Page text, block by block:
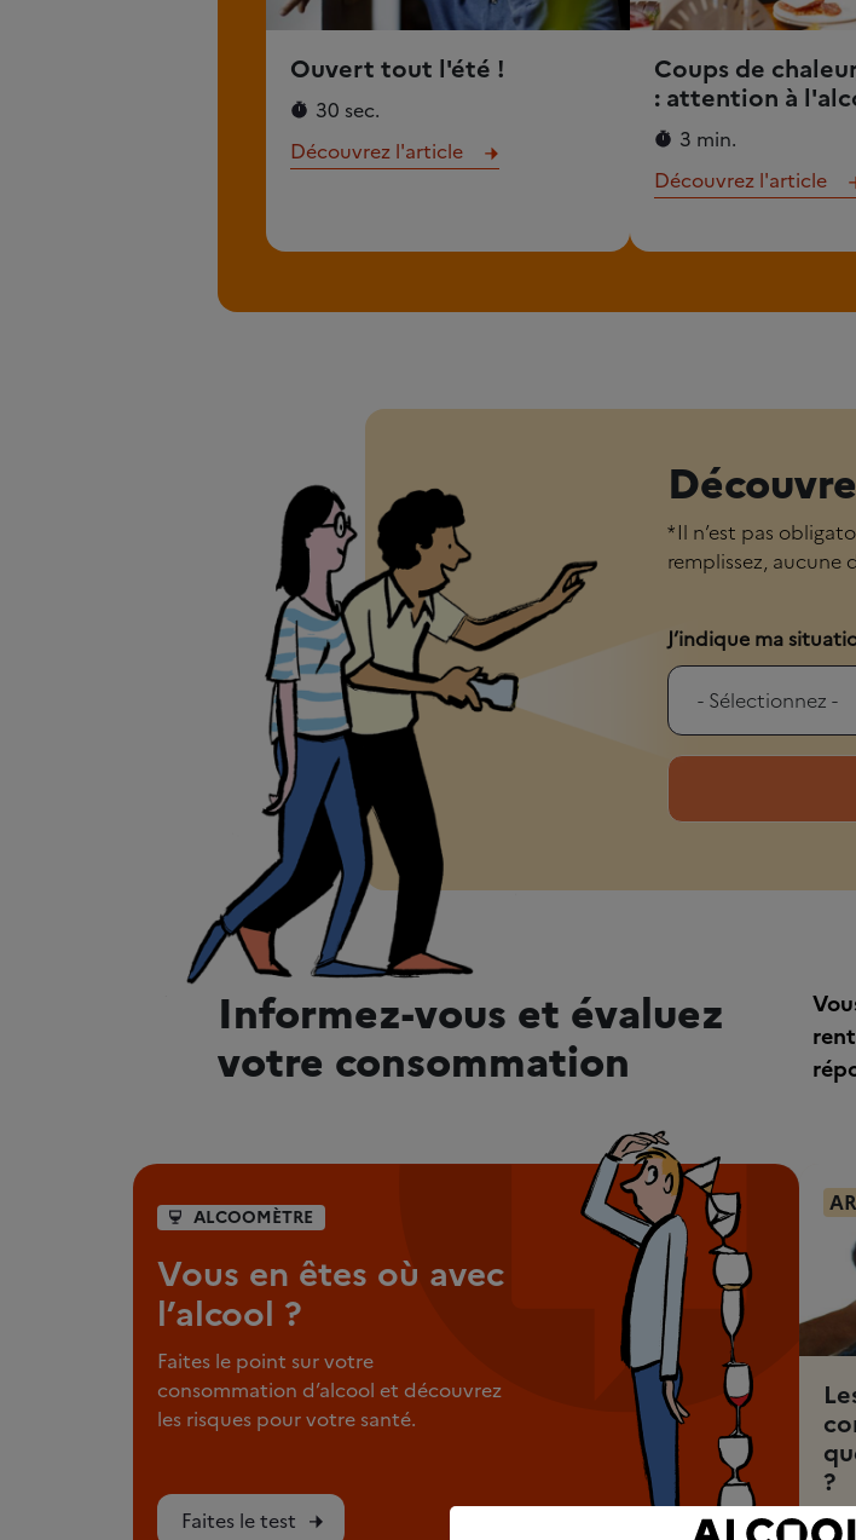
Ouvert tout l'été !
30 sec.
Découvrez l'article
Coups de
: attention à
3 min.
Découvrez l'article
* Il n’est pas
remplissez, aucune
J’indique ma
Informez-vous et évaluez
votre consommation
ALCOOMÈTRE
Vous en êtes où avec
l’alcool ?
Faites le point sur votre
consommation d’alcool et découvrez
les risques pour votre santé.
Faites le test
?